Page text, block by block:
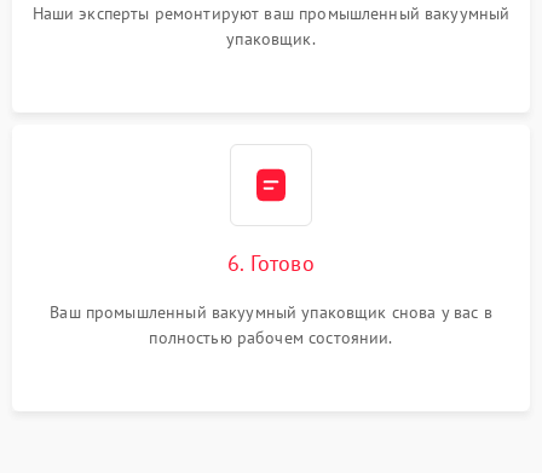
Наши эксперты ремонтируют ваш промышленный вакуумный
упаковщик.
6. Готово
Ваш промышленный вакуумный упаковщик снова у вас в
полностью рабочем состоянии.